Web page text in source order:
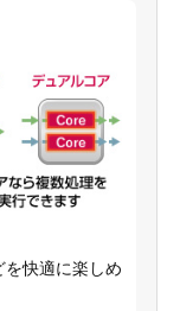
快適に楽しめ